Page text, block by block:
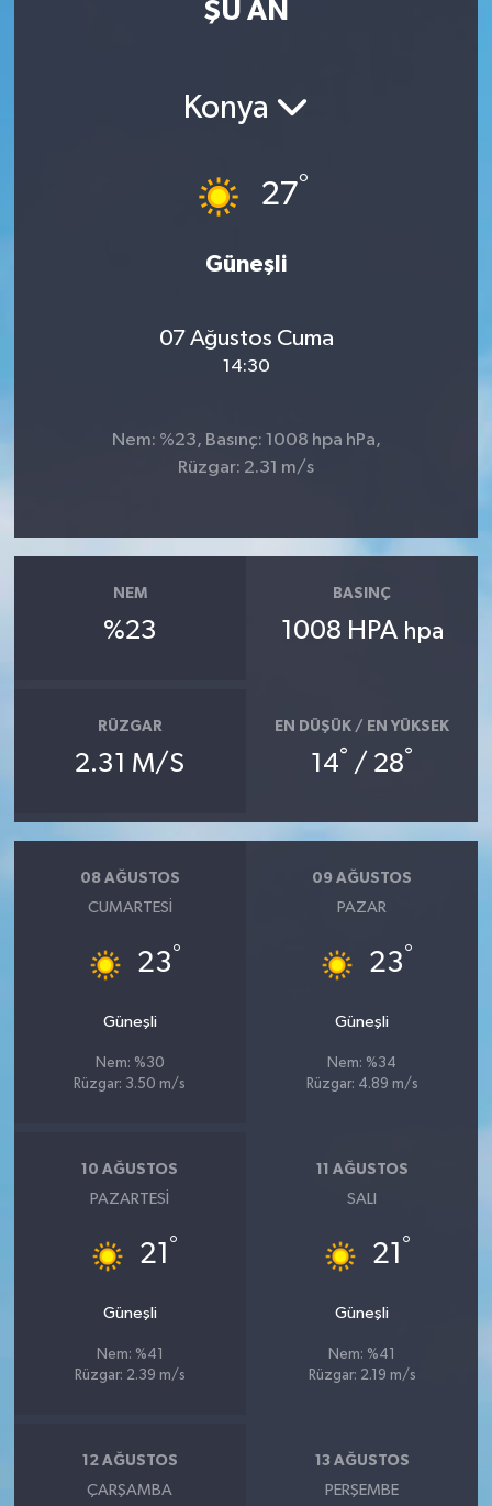
ŞU AN
Konya
27°
Güneşli
07 Ağustos Cuma
14:30
Nem: %23, Basınç: 1008 hpa hPa,
Rüzgar: 2.31 m/s
NEM
%23
BASINÇ
1008 HPA hpa
RÜZGAR
2.31 M/S
EN DÜŞÜK / EN YÜKSEK
14° / 28°
08 AĞUSTOS
CUMARTESI
23°
Güneşli
Nem: %30
Rüzgar: 3.50 m/s
09 AĞUSTOS
PAZAR
23°
Güneşli
Nem: %34
Rüzgar: 4.89 m/s
10 AĞUSTOS
PAZARTESI
21 °
Güneşli
Nem: %41
Rüzgar: 2.39 m/s
11 AĞUSTOS
SALI
21 °
Güneşli
Nem: %41
Rüzgar: 2.19 m/s
12 AĞUSTOS
ÇARŞAMBA
13 AĞUSTOS
PERŞEMBE
YAŞAM